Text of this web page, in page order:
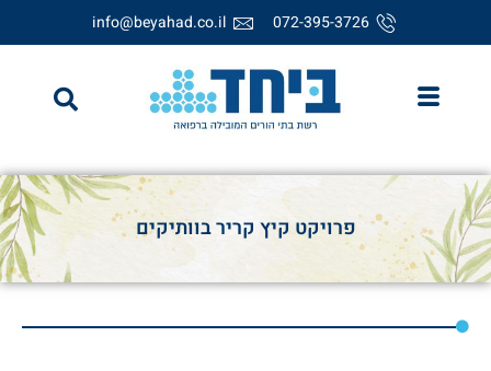
072-395-3726
info@beyahad.co.il
פרויקט קיץ קריר בוותיקים